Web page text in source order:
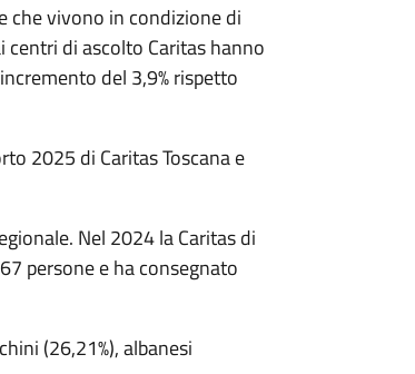
che vivono in condizione di
di ascolto Caritas hanno
del 3,9% rispetto
2025 di Caritas Toscana e
Nel 2024 la Caritas di
persone e ha consegnato
(26,21%), albanesi